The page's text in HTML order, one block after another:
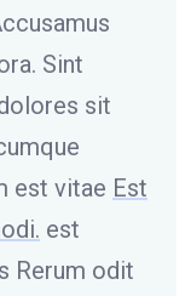
Sint
sit
est vitae Est
est
Rerum odit